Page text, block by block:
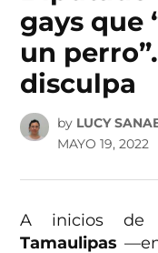
gays que
un
disculpa
by LUCY
MAYO 19, 2022
A inicios de
Tamaulipas